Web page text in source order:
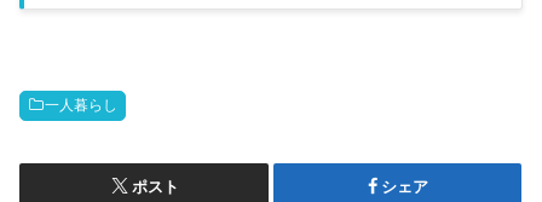
◎（最大1Gbps）○△...
一人暮らし
ポスト シェア